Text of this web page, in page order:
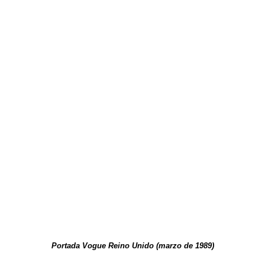
Portada Vogue Reino Unido (marzo de 1989)